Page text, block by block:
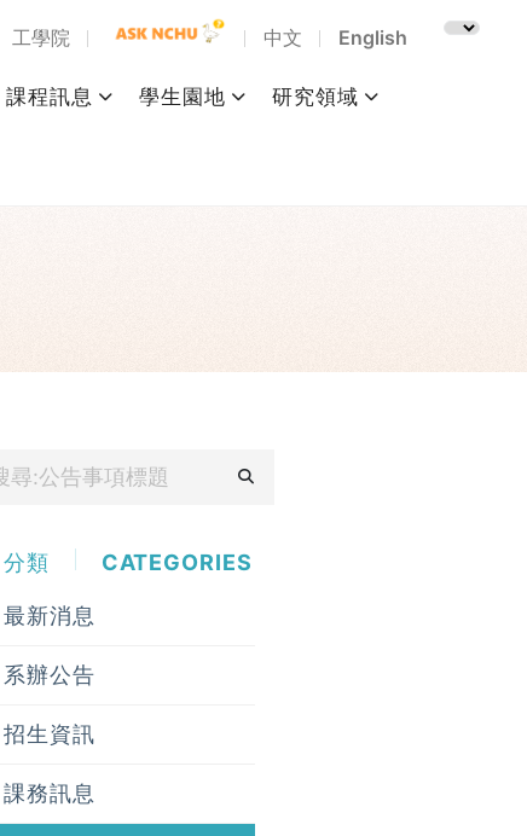
工學院 中文 English
課程訊息 學生園地 研究領域
分類 CATEGORIES
最新消息
系辦公告
招生資訊
課務訊息